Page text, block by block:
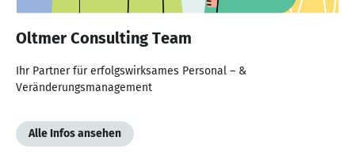
Oltmer Consulting Team
Ihr Partner für erfolgswirksames Personal – &
Veränderungsmanagement
Alle Infos ansehen